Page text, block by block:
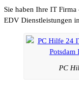
Sie haben Ihre IT Firma
EDV Dienstleistungen
PC